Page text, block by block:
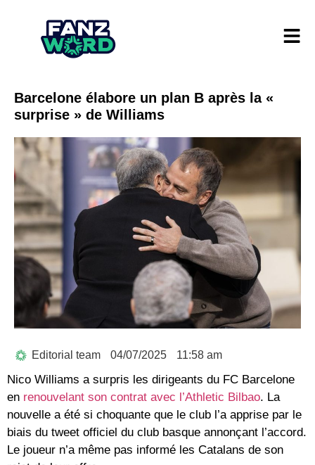
Barcelone élabore un plan B après la «
surprise » de Williams
Editorial team 04/07/2025 11:58 am
Nico Williams a surpris les dirigeants du FC Barcelone
en renouvelant son contrat avec l’Athletic Bilbao. La
nouvelle a été si choquante que le club l’a apprise par le
biais du tweet officiel du club basque annonçant l’accord.
Le joueur n’a même pas informé les Catalans de son